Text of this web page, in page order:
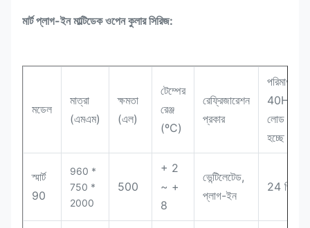
মার্ট প্লাগ-ইন মাল্টিডেক ওপেন কুলার সিরিজ:
মডেল
মাত্রা
(এমএম)
ক্ষমতা
(এল)
টেম্পের
রেঞ্জ
(ºC)
রেফ্রিজারেশন
প্রকার
পরিমাণ /
40HQ
লোড
হচ্ছে
স্মার্ট
90
960 *
750 *
2000
500
+ 2
~ +
8
ভেন্টিলেটেড,
প্লাগ-ইন
24 পিসি